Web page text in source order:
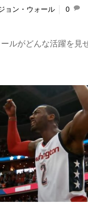
ョン・ウォール 0
ルがどんな活躍を見